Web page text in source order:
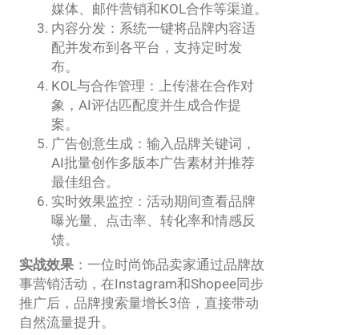
媒体、邮件营销和KOL合作等渠道。
内容分发：系统一键将品牌内容适
配并发布到各平台，支持定时发
布。
KOL与合作管理：上传潜在合作对
象，AI评估匹配度并生成合作提
案。
广告创意生成：输入品牌关键词，
AI批量创作多版本广告素材并推荐
最佳组合。
实时效果监控：活动期间查看品牌
曝光量、点击率、转化率和情感反
馈。
实战效果 ：一位时尚饰品卖家通过品牌故
事营销活动，在Instagram和Shopee同步
推广后，品牌搜索量增长3倍，直接带动
自然流量提升。